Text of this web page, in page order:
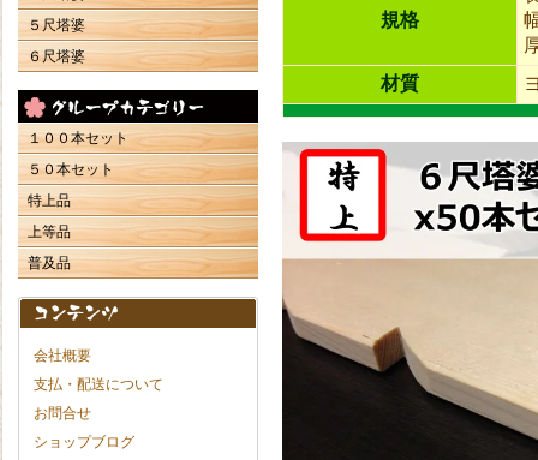
５尺塔婆
６尺塔婆
１００本セット
５０本セット
特上品
上等品
普及品
会社概要
支払・配送について
お問合せ
ショップブログ
規格
材質